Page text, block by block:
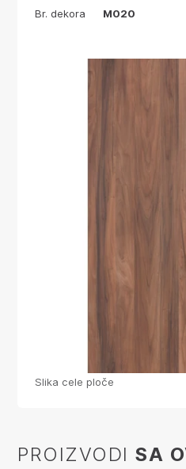
Br. dekora M020
Slika cele ploče
PROIZVODI SA